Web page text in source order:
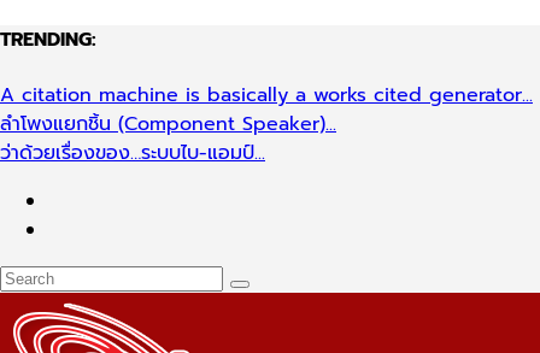
TRENDING:
A citation machine is basically a works cited generator...
ลำโพงแยกชิ้น (Component Speaker)...
ว่าด้วยเรื่องของ…ระบบไบ-แอมป์...